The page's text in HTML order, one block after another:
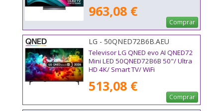
963,08 €
Comprar
LG - 50QNED72B6B.AEU
Televisor LG QNED evo AI QNED72
Mini LED 50QNED72B6B 50"/ Ultra
HD 4K/ Smart TV/ WiFi
513,08 €
Comprar